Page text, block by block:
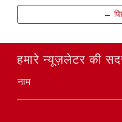
←
हमारे न्यूज़लेटर की
नाम